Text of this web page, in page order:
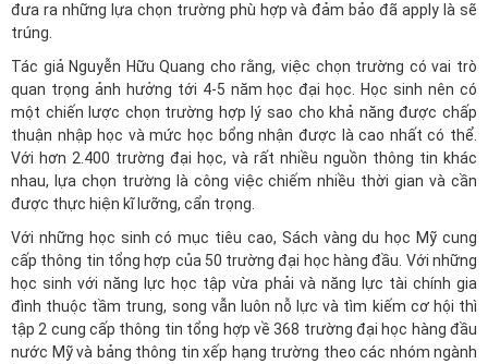
đưa ra những lựa chọn trường phù hợp và đảm bảo đã apply là sẽ
trúng.
Tác giả Nguyễn Hữu Quang cho rằng, việc chọn trường có vai trò
quan trọng ảnh hưởng tới 4-5 năm học đại học. Học sinh nên có
một chiến lược chọn trường hợp lý sao cho khả năng được chấp
thuận nhập học và mức học bổng nhận được là cao nhất có thể.
Với hơn 2.400 trường đại học, và rất nhiều nguồn thông tin khác
nhau, lựa chọn trường là công việc chiếm nhiều thời gian và cần
được thực hiện kĩ lưỡng, cẩn trọng.
Với những học sinh có mục tiêu cao, Sách vàng du học Mỹ cung
cấp thông tin tổng hợp của 50 trường đại học hàng đầu. Với những
học sinh với năng lực học tập vừa phải và năng lực tài chính gia
đình thuộc tầm trung, song vẫn luôn nỗ lực và tìm kiếm cơ hội thì
tập 2 cung cấp thông tin tổng hợp về 368 trường đại học hàng đầu
nước Mỹ và bảng thông tin xếp hạng trường theo các nhóm ngành